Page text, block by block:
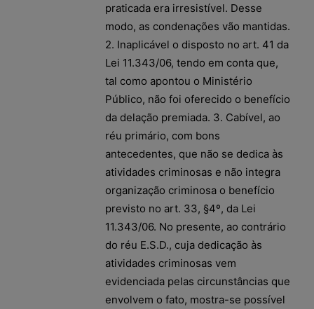
praticada era irresistível. Desse
modo, as condenações vão mantidas.
2. Inaplicável o disposto no art. 41 da
Lei 11.343/06, tendo em conta que,
tal como apontou o Ministério
Público, não foi oferecido o benefício
da delação premiada. 3. Cabível, ao
réu primário, com bons
antecedentes, que não se dedica às
atividades criminosas e não integra
organização criminosa o benefício
previsto no art. 33, §4º, da Lei
11.343/06. No presente, ao contrário
do réu E.S.D., cuja dedicação às
atividades criminosas vem
evidenciada pelas circunstâncias que
envolvem o fato, mostra-se possível